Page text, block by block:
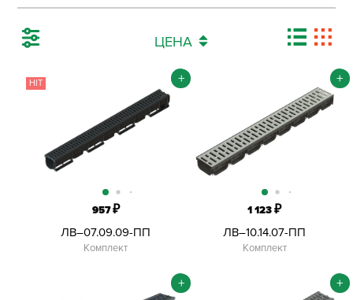
ЦЕНА
HIT
957₽
ЛВ–07.09.09-ПП
Комплект
+
1 123₽
ЛВ–10.14.07-ПП
Комплект
+
+ +